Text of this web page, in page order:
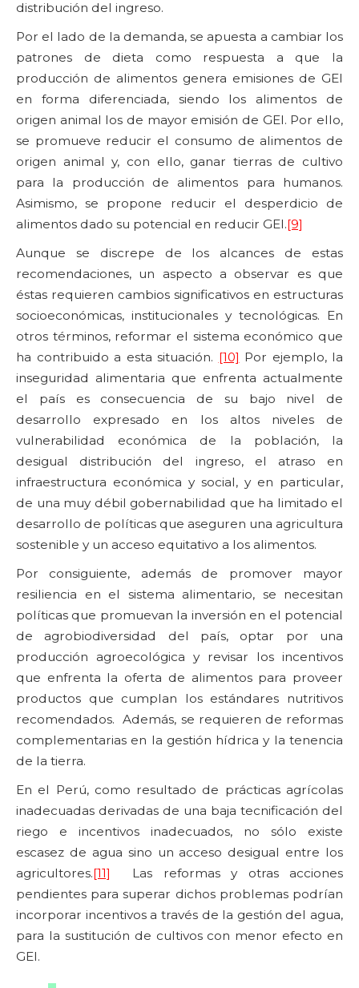
distribución del ingreso.
Por el lado de la demanda, se apuesta a cambiar los
patrones de dieta como respuesta a que la
producción de alimentos genera emisiones de GEI
en forma diferenciada, siendo los alimentos de
origen animal los de mayor emisión de GEI. Por ello,
se promueve reducir el consumo de alimentos de
origen animal y, con ello, ganar tierras de cultivo
para la producción de alimentos para humanos.
Asimismo, se propone reducir el desperdicio de
alimentos dado su potencial en reducir GEI.[9]
Aunque se discrepe de los alcances de estas
recomendaciones, un aspecto a observar es que
éstas requieren cambios significativos en estructuras
socioeconómicas, institucionales y tecnológicas. En
otros términos, reformar el sistema económico que
ha contribuido a esta situación. [10] Por ejemplo, la
inseguridad alimentaria que enfrenta actualmente
el país es consecuencia de su bajo nivel de
desarrollo expresado en los altos niveles de
vulnerabilidad económica de la población, la
desigual distribución del ingreso, el atraso en
infraestructura económica y social, y en particular,
de una muy débil gobernabilidad que ha limitado el
desarrollo de políticas que aseguren una agricultura
sostenible y un acceso equitativo a los alimentos.
Por consiguiente, además de promover mayor
resiliencia en el sistema alimentario, se necesitan
políticas que promuevan la inversión en el potencial
de agrobiodiversidad del país, optar por una
producción agroecológica y revisar los incentivos
que enfrenta la oferta de alimentos para proveer
productos que cumplan los estándares nutritivos
recomendados. Además, se requieren de reformas
complementarias en la gestión hídrica y la tenencia
de la tierra.
En el Perú, como resultado de prácticas agrícolas
inadecuadas derivadas de una baja tecnificación del
riego e incentivos inadecuados, no sólo existe
escasez de agua sino un acceso desigual entre los
agricultores.[11]
Las reformas y otras acciones
pendientes para superar dichos problemas podrían
incorporar incentivos a través de la gestión del agua,
para la sustitución de cultivos con menor efecto en
GEI.